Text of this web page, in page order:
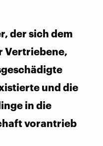
der sich dem
Vertriebene,
und die
in die
vorantrieb